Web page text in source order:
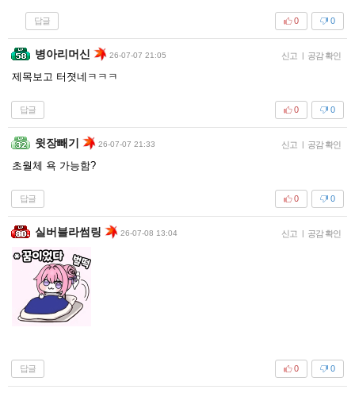
답글 0
0
병아리머신 26-07-07 21:05 신고 | 공감 확인
제목보고 터졋네ㅋㅋㅋ
답글 0
0
윗장빼기 26-07-07 21:33 신고 | 공감 확인
초월체 욕 가능함?
답글 0
0
실버블라썸링 26-07-08 13:04 신고 | 공감 확인
답글 0
0